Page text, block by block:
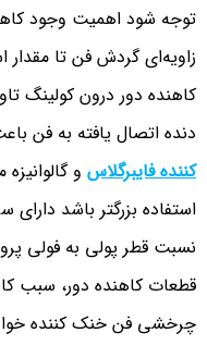
توجه شود اهمیت وجود
زاویه‌ای گردش فن تا مقدار
کاهنده دور درون کولینگ
دنده اتصال یافته به فن
کننده فایبرگلاس و
استفاده بزرگتر باشد
نسبت قطر پولی به فولی
قطعات کاهنده دور، سبب
چرخشی فن خنک کننده